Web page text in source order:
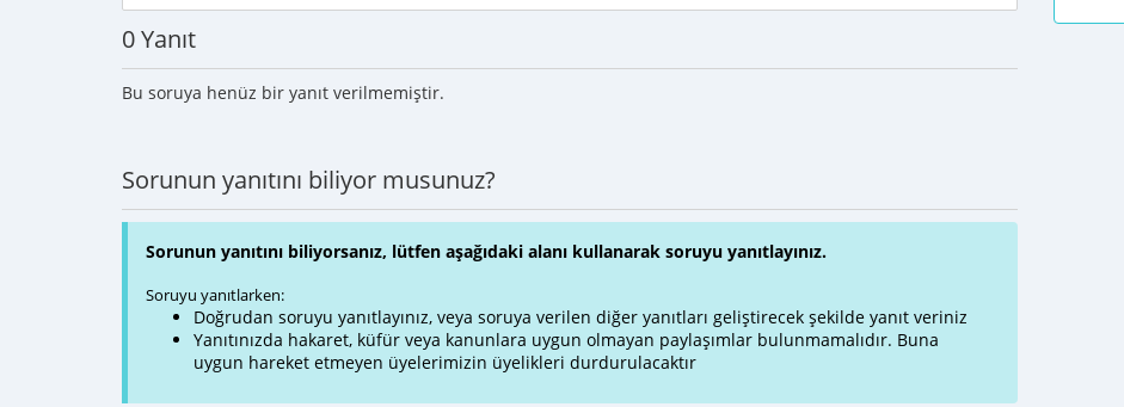
0 Yanıt
Bu soruya henüz bir yanıt verilmemiştir.
Sorunun yanıtını biliyor musunuz?
Sorunun yanıtını biliyorsanız, lütfen aşağıdaki alanı kullanarak soruyu yanıtlayınız.
Soruyu yanıtlarken:
Doğrudan soruyu yanıtlayınız, veya soruya verilen diğer yanıtları geliştirecek şekilde yanıt veriniz
Yanıtınızda hakaret, küfür veya kanunlara uygun olmayan paylaşımlar bulunmamalıdır. Buna
uygun hareket etmeyen üyelerimizin üyelikleri durdurulacaktır